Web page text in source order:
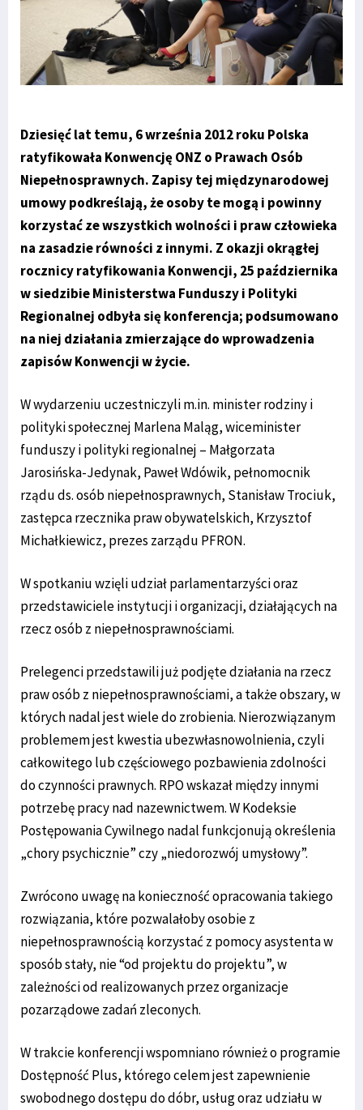
Dziesięć lat temu, 6 września 2012 roku Polska
ratyfikowała Konwencję ONZ o Prawach Osób
Niepełnosprawnych. Zapisy tej międzynarodowej
umowy podkreślają, że osoby te mogą i powinny
korzystać ze wszystkich wolności i praw człowieka
na zasadzie równości z innymi. Z okazji okrągłej
rocznicy ratyfikowania Konwencji, 25 października
w siedzibie Ministerstwa Funduszy i Polityki
Regionalnej odbyła się konferencja; podsumowano
na niej działania zmierzające do wprowadzenia
zapisów Konwencji w życie.
W wydarzeniu uczestniczyli m.in. minister rodziny i
polityki społecznej Marlena Maląg, wiceminister
funduszy i polityki regionalnej – Małgorzata
Jarosińska-Jedynak, Paweł Wdówik, pełnomocnik
rządu ds. osób niepełnosprawnych, Stanisław Trociuk,
zastępca rzecznika praw obywatelskich, Krzysztof
Michałkiewicz, prezes zarządu PFRON.
W spotkaniu wzięli udział parlamentarzyści oraz
przedstawiciele instytucji i organizacji, działających na
rzecz osób z niepełnosprawnościami.
Prelegenci przedstawili już podjęte działania na rzecz
praw osób z niepełnosprawnościami, a także obszary, w
których nadal jest wiele do zrobienia. Nierozwiązanym
problemem jest kwestia ubezwłasnowolnienia, czyli
całkowitego lub częściowego pozbawienia zdolności
do czynności prawnych. RPO wskazał między innymi
potrzebę pracy nad nazewnictwem. W Kodeksie
Postępowania Cywilnego nadal funkcjonują określenia
„chory psychicznie” czy „niedorozwój umysłowy”.
Zwrócono uwagę na konieczność opracowania takiego
rozwiązania, które pozwalałoby osobie z
niepełnosprawnością korzystać z pomocy asystenta w
sposób stały, nie “od projektu do projektu”, w
zależności od realizowanych przez organizacje
pozarządowe zadań zleconych.
W trakcie konferencji wspomniano również o programie
Dostępność Plus, którego celem jest zapewnienie
swobodnego dostępu do dóbr, usług oraz udziału w